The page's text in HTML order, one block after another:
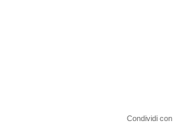
Condividi con